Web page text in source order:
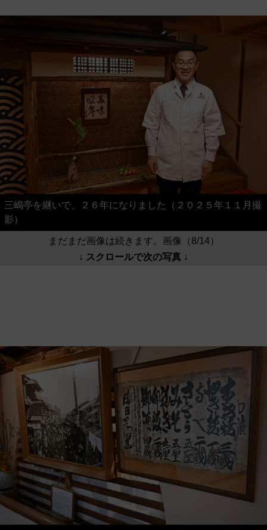
三嶋亭を継いで、２６年になりました（２０２５年１１月撮
影）
まだまだ画像は続きます。画像（8/14）
↓ スクロールで次の写真 ↓